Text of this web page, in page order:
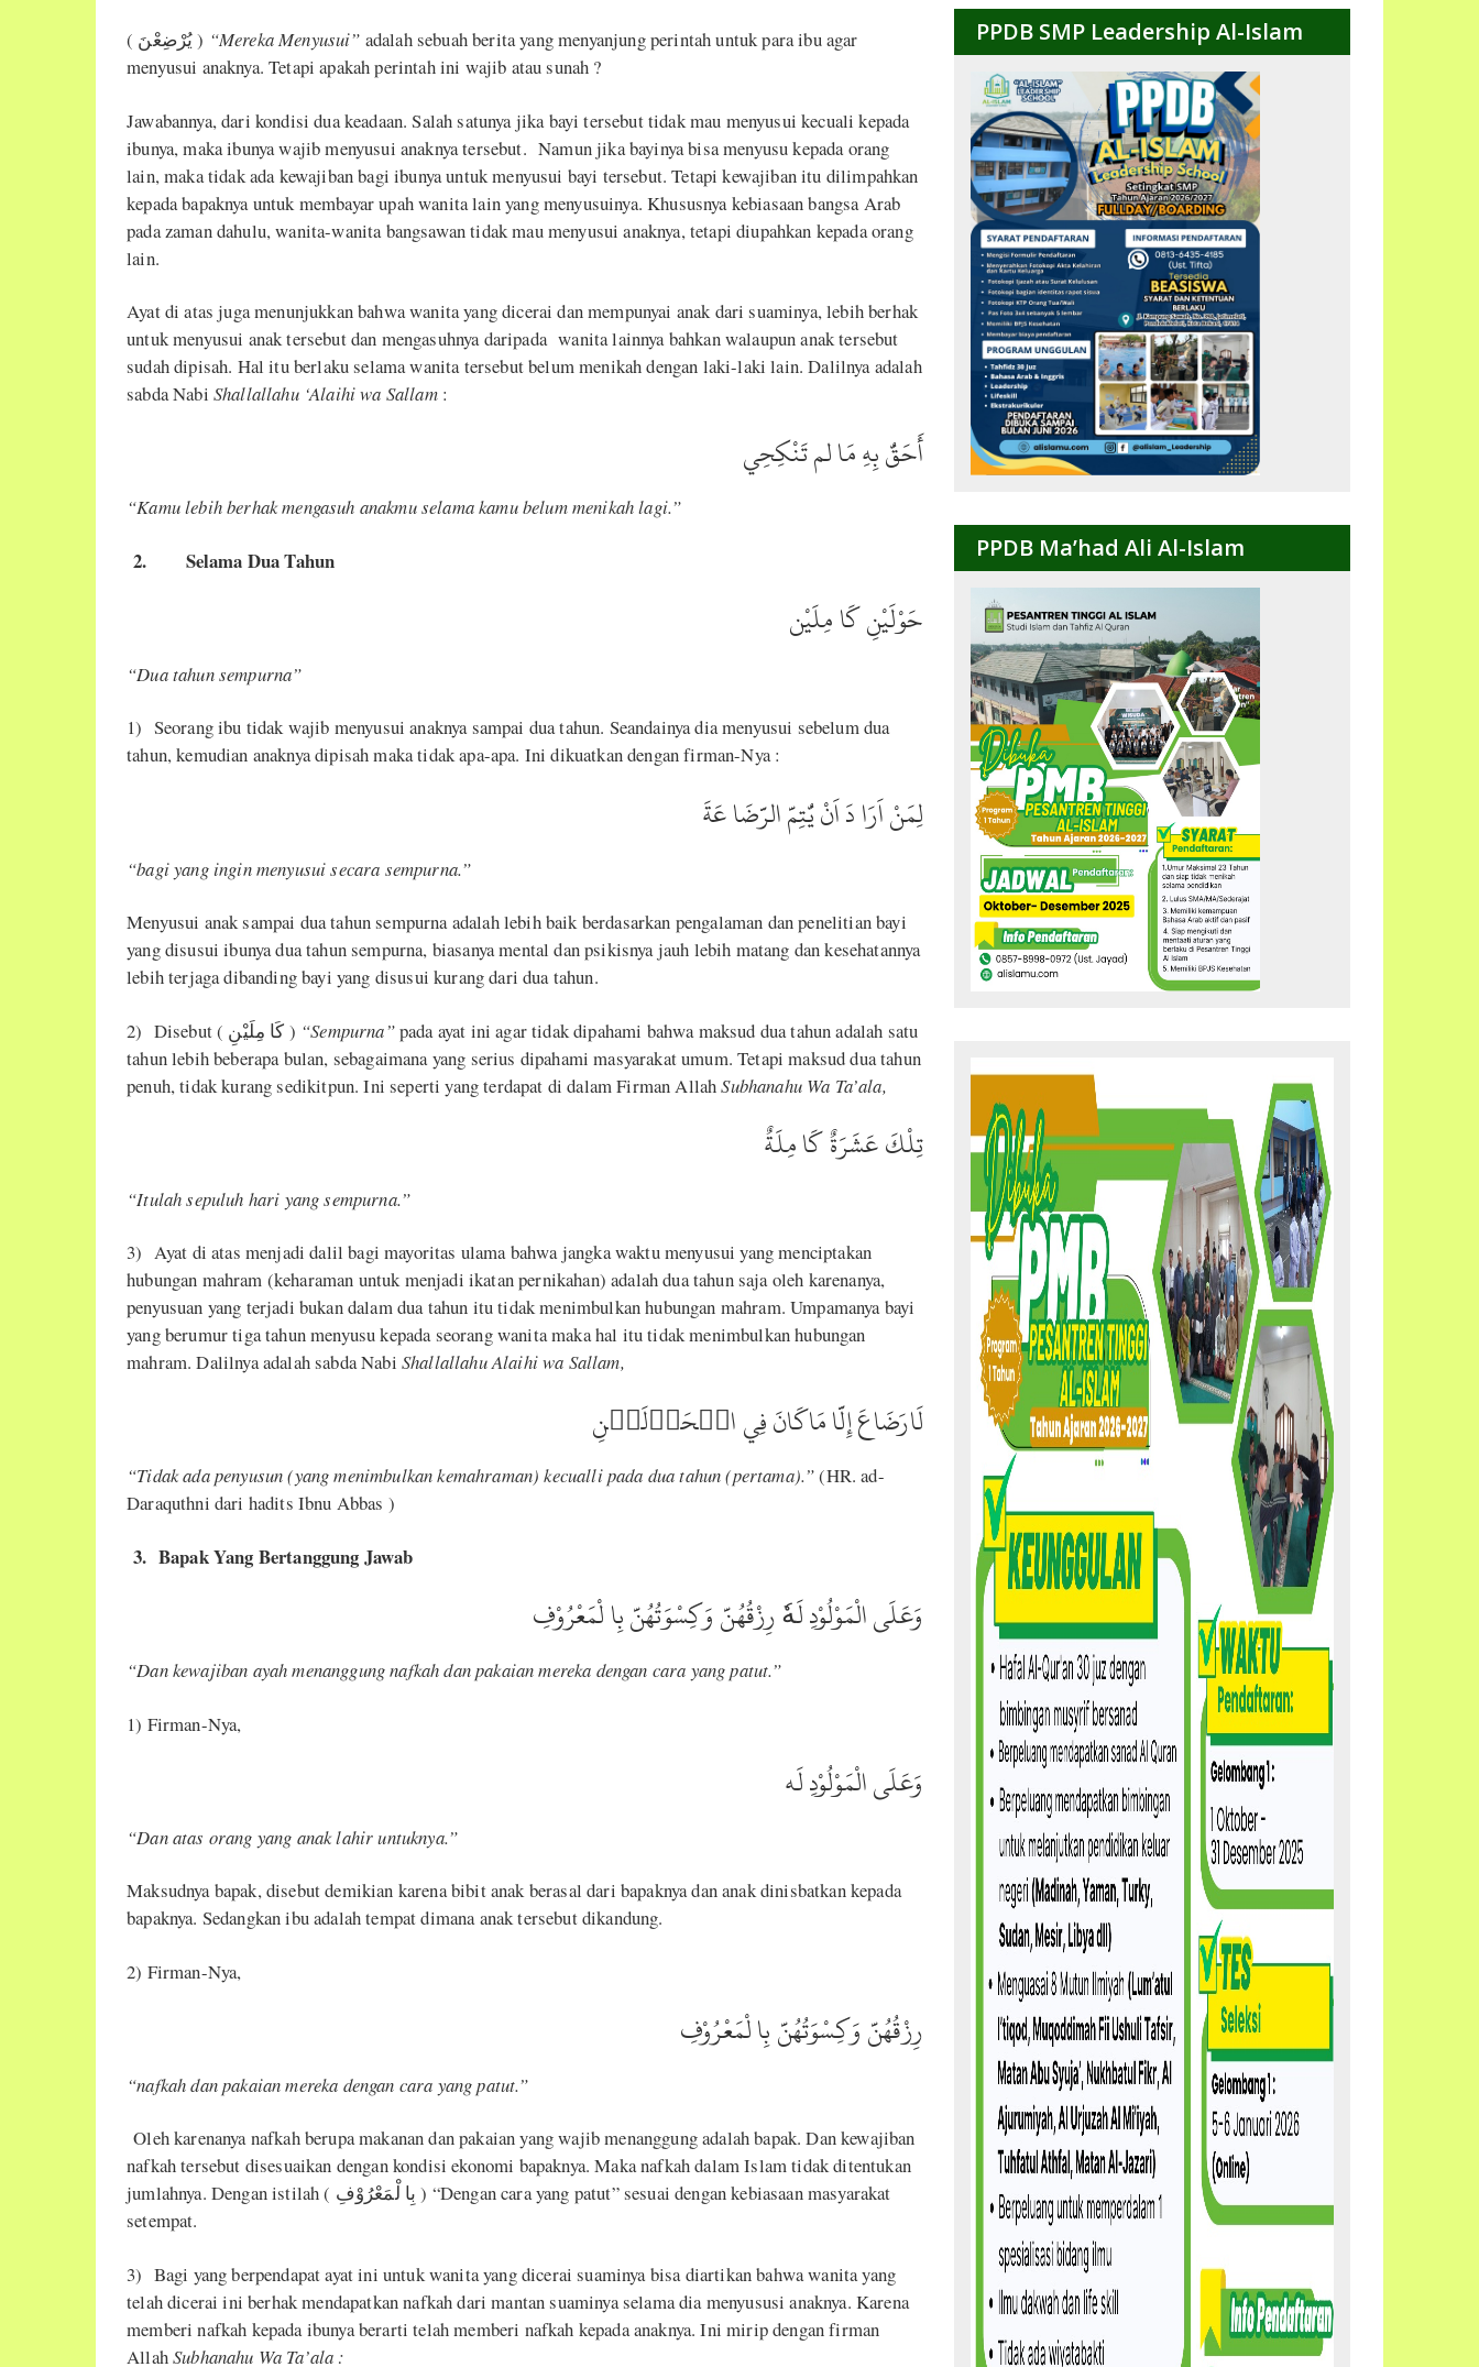
( يُرْضِعْنَ ) “Mereka Menyusui” adalah sebuah berita yang menyanjung perintah untuk para ibu agar
menyusui anaknya. Tetapi apakah perintah ini wajib atau sunah ?
Jawabannya, dari kondisi dua keadaan. Salah satunya jika bayi tersebut tidak mau menyusui kecuali kepada
ibunya, maka ibunya wajib menyusui anaknya tersebut. Namun jika bayinya bisa menyusu kepada orang
lain, maka tidak ada kewajiban bagi ibunya untuk menyusui bayi tersebut. Tetapi kewajiban itu dilimpahkan
kepada bapaknya untuk membayar upah wanita lain yang menyusuinya. Khususnya kebiasaan bangsa Arab
pada zaman dahulu, wanita-wanita bangsawan tidak mau menyusui anaknya, tetapi diupahkan kepada orang
lain.
Ayat di atas juga menunjukkan bahwa wanita yang dicerai dan mempunyai anak dari suaminya, lebih berhak
untuk menyusui anak tersebut dan mengasuhnya daripada wanita lainnya bahkan walaupun anak tersebut
sudah dipisah. Hal itu berlaku selama wanita tersebut belum menikah dengan laki-laki lain. Dalilnya adalah
sabda Nabi Shallallahu ‘Alaihi wa Sallam :
أَحَقُّ بِهِ مَا لم تَنْكِحِي
“Kamu lebih berhak mengasuh anakmu selama kamu belum menikah lagi.”
2. Selama Dua Tahun
حَوْلَيْنِ كَا مِلَيْن
“Dua tahun sempurna”
1) Seorang ibu tidak wajib menyusui anaknya sampai dua tahun. Seandainya dia menyusui sebelum dua
tahun, kemudian anaknya dipisah maka tidak apa-apa. Ini dikuatkan dengan firman-Nya :
لِمَنْ اَرَا دَ اَنْ يُّتِمَّ الرَّضَا عَةَ
“bagi yang ingin menyusui secara sempurna.”
Menyusui anak sampai dua tahun sempurna adalah lebih baik berdasarkan pengalaman dan penelitian bayi
yang disusui ibunya dua tahun sempurna, biasanya mental dan psikisnya jauh lebih matang dan kesehatannya
lebih terjaga dibanding bayi yang disusui kurang dari dua tahun.
2) Disebut ( كَا مِلَيْنِ ) “Sempurna”pada ayat ini agar tidak dipahami bahwa maksud dua tahun adalah satu
tahun lebih beberapa bulan, sebagaimana yang serius dipahami masyarakat umum. Tetapi maksud dua tahun
penuh, tidak kurang sedikitpun. Ini seperti yang terdapat di dalam Firman AllahSubhanahu Wa Ta’ala,
تِلْكَ عَشَرَةٌ كَا مِلَةٌ
“Itulah sepuluh hari yang sempurna.”
3) Ayat di atas menjadi dalil bagi mayoritas ulama bahwa jangka waktu menyusui yang menciptakan
hubungan mahram (keharaman untuk menjadi ikatan pernikahan) adalah dua tahun saja oleh karenanya,
penyusuan yang terjadi bukan dalam dua tahun itu tidak menimbulkan hubungan mahram. Umpamanya bayi
yang berumur tiga tahun menyusu kepada seorang wanita maka hal itu tidak menimbulkan hubungan
mahram. Dalilnya adalah sabda Nabi Shallallahu Alaihi wa Sallam,
لَارَضَاعَ إِلَّا مَاكَانَ فِي الۡحَوۡلَيۡنِ
“Tidak ada penyusun (yang menimbulkan kemahraman) kecualli pada dua tahun (pertama).”(HR. ad-
Daraquthni dari hadits Ibnu Abbas )
3. Bapak Yang Bertanggung Jawab
وَعَلَى الْمَوْلُوْدِ لَهٗ رِزْقُهُنَّ وَكِسْوَتُهُنَّ بِا لْمَعْرُوْفِ
“Dan kewajiban ayah menanggung nafkah dan pakaian mereka dengan cara yang patut.”
1) Firman-Nya,
وَعَلَى الْمَوْلُوْدِ لَه
“Dan atas orang yang anak lahir untuknya.”
Maksudnya bapak, disebut demikian karena bibit anak berasal dari bapaknya dan anak dinisbatkan kepada
bapaknya. Sedangkan ibu adalah tempat dimana anak tersebut dikandung.
2) Firman-Nya,
رِزْقُهُنَّ وَكِسْوَتُهُنَّ بِا لْمَعْرُوْفِ
“nafkah dan pakaian mereka dengan cara yang patut.”
Oleh karenanya nafkah berupa makanan dan pakaian yang wajib menanggung adalah bapak. Dan kewajiban
nafkah tersebut disesuaikan dengan kondisi ekonomi bapaknya. Maka nafkah dalam Islam tidak ditentukan
jumlahnya. Dengan istilah ( بِا لْمَعْرُوْفِ ) “Dengan cara yang patut” sesuai dengan kebiasaan masyarakat
setempat.
3) Bagi yang berpendapat ayat ini untuk wanita yang dicerai suaminya bisa diartikan bahwa wanita yang
telah dicerai ini berhak mendapatkan nafkah dari mantan suaminya selama dia menyususi anaknya. Karena
memberi nafkah kepada ibunya berarti telah memberi nafkah kepada anaknya. Ini mirip dengan firman
AllahSubhanahu Wa Ta’ala :
PPDB SMP Leadership Al-Islam
PPDB Ma’had Ali Al-Islam